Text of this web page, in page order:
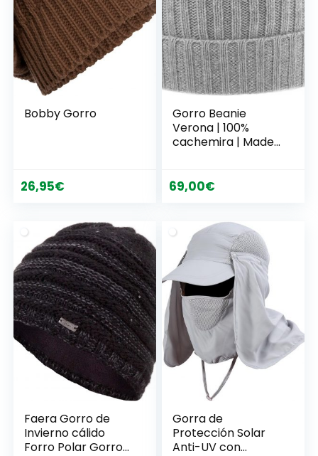
Bobby Gorro
26,95€
Gorro Beanie
Verona | 100%
cachemira | Made
69,00€
Faera Gorro de
Invierno cálido
Forro Polar Gorro
Gorra de
Protección Solar
Anti-UV con